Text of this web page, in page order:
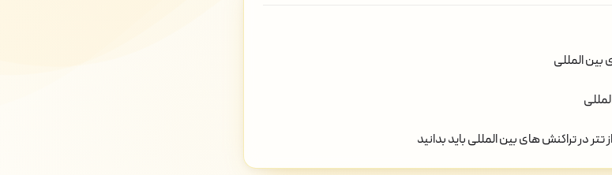
المللی
در تراکنش های بین المللی باید بدانید